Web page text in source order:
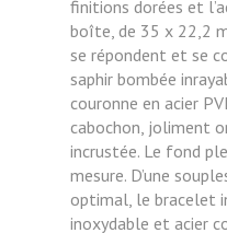
finitions dorées et
boîte, de 35 x 22,2
se répondent et se
saphir bombée
couronne en acier
cabochon, joliment
incrustée. Le fond
mesure. D’une
optimal, le bracelet
inoxydable et acier